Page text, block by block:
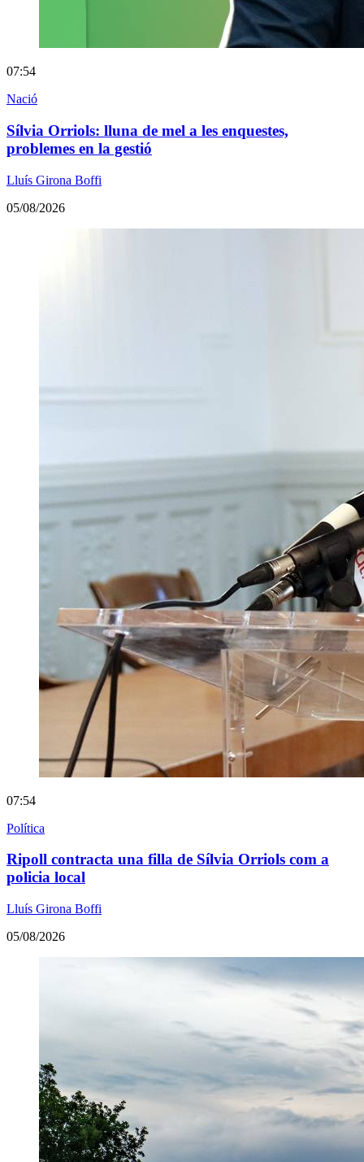
07:54
Nació
Sílvia Orriols: lluna de mel a les enquestes,
problemes en la gestió
Lluís Girona Boffi
05/08/2026
07:54
Política
Ripoll contracta una filla de Sílvia Orriols com a
policia local
Lluís Girona Boffi
05/08/2026